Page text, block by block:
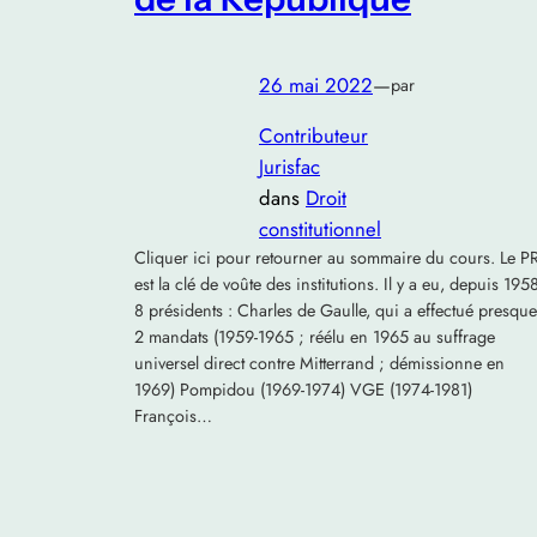
26 mai 2022—par
Contributeur
Jurisfac
dans Droit
constitutionnel
Cliquer ici pour retourner au sommaire du cours. Le
est la clé de voûte des institutions. Il y a eu, depuis
8 présidents : Charles de Gaulle, qui a effectué presque
2 mandats (1959-1965 ; réélu en 1965 au suffrage
universel direct contre Mitterrand ; démissionne en
1969) Pompidou (1969-1974) VGE (1974-1981)
François…